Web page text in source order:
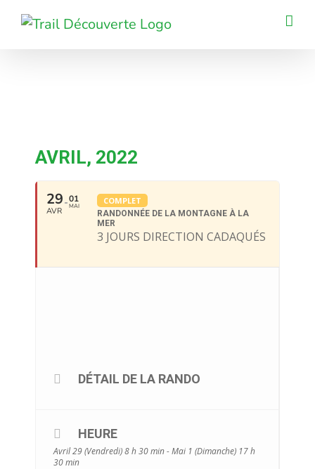
Passer
AVRIL, 2022
29
AVR
01
MAI
COMPLET
RANDONNÉE DE LA MONTAGNE À LA
MER
3 JOURS DIRECTION CADAQUÉS
DÉTAIL DE LA RANDO
HEURE
Avril 29 (Vendredi) 8 h 30 min - Mai 1 (Dimanche) 17 h
30 min